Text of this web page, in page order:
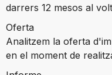
darrers 12 mesos al
Oferta
Analitzem la oferta
en el moment de